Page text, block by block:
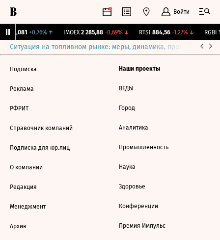
Войти
12,081 +0,76%↑ IMOEX 2 285,88 -0,69%↓ RTSI 884,56 -1,27%↓ RGBI
Ситуация на топливном рынке: меры, динамика, прогнозы
Подписка
Реклама
РФРИТ
Справочник компаний
Подписка для юр.лиц
О компании
Редакция
Менеджмент
Архив
Наши проекты
ВЕДЫ
Город
Аналитика
Промышленность
Наука
Здоровье
Конференции
Премия Импульс